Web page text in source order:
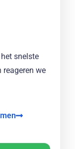
snelste
we